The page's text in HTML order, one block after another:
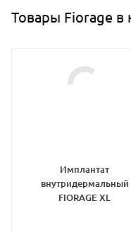
Товары Fiorage в
Имплантат
внутридермальный
FIORAGE XL